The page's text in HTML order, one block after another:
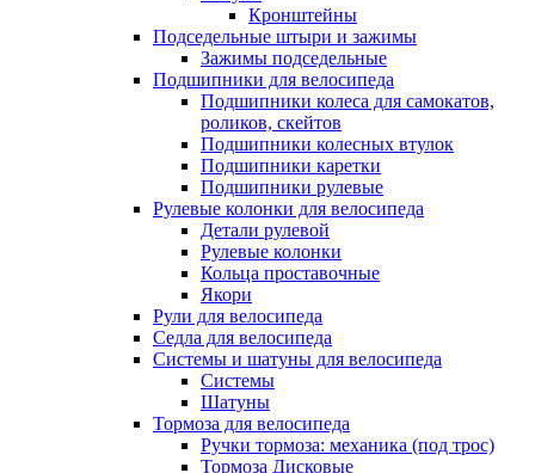
Кронштейны
Подседельные штыри и зажимы
Зажимы подседельные
Подшипники для велосипеда
Подшипники колеса для самокатов,
роликов, скейтов
Подшипники колесных втулок
Подшипники каретки
Подшипники рулевые
Рулевые колонки для велосипеда
Детали рулевой
Рулевые колонки
Кольца проставочные
Якори
Рули для велосипеда
Седла для велосипеда
Системы и шатуны для велосипеда
Системы
Шатуны
Тормоза для велосипеда
Ручки тормоза: механика (под трос)
Тормоза Дисковые